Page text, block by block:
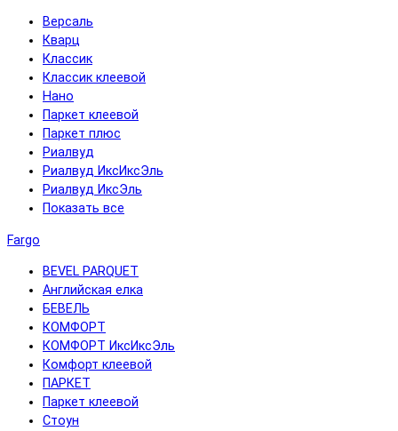
Версаль
Кварц
Классик
Классик клеевой
Нано
Паркет клеевой
Паркет плюс
Риалвуд
Риалвуд ИксИксЭль
Риалвуд ИксЭль
Показать все
Fargo
BEVEL PARQUET
Английская елка
БЕВЕЛЬ
КОМФОРТ
КОМФОРТ ИксИксЭль
Комфорт клеевой
ПАРКЕТ
Паркет клеевой
Стоун